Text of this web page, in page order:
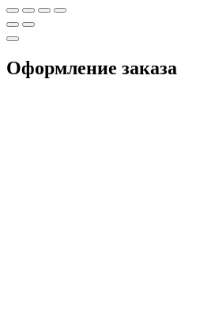
Оформление заказа